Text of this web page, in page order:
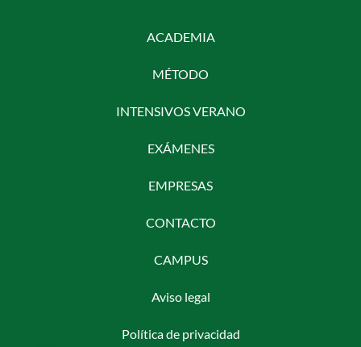
ACADEMIA
MÉTODO
INTENSIVOS VERANO
EXÁMENES
EMPRESAS
CONTACTO
CAMPUS
Aviso legal
Política de privacidad